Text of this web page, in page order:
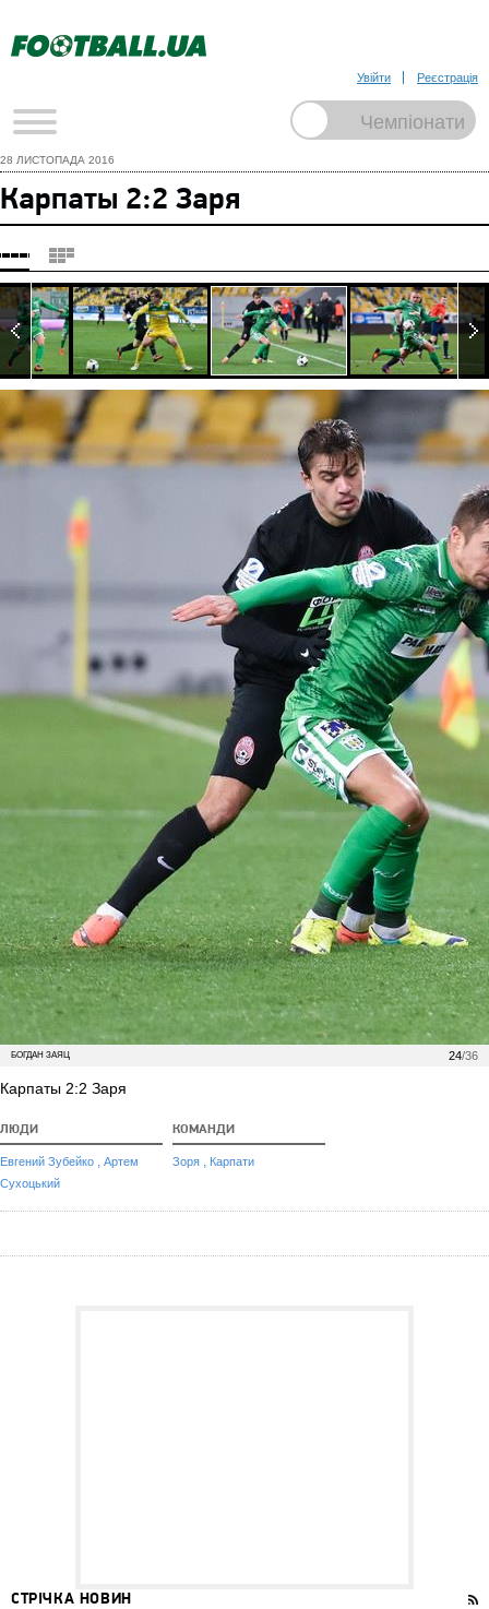
Увійти Реєстрація
28 ЛИСТОПАДА 2016
Карпаты 2:2 Заря
24/36
БОГДАН ЗАЯЦ
Карпаты 2:2 Заря
ЛЮДИ
Евгений Зубейко , Артем
Сухоцький
КОМАНДИ
Зоря , Карпати
СТРІЧКА НОВИН